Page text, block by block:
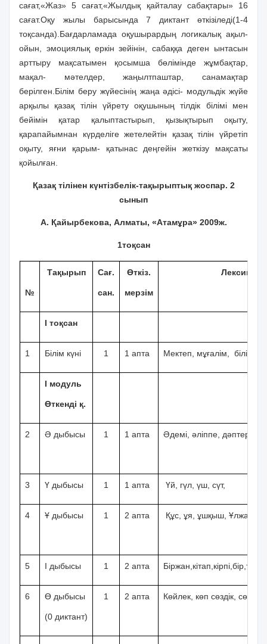
сағат,«Жаз» 5 сағат,«Жылдық қайталау сабақтары» 16
сағат.Оқу жылы барысында 7 диктант өткізіледі(1-4
тоқсанда).Бағдарламада оқушырардың логикалық ақыл-
ойын, эмоциялық еркін зейінін, сабаққа деген ынтасын
арттыру мақсатымен қосымша бөлімінде жұмбақтар,
мақал- мәтелдер, жаңылтпаштар, санамақтар
берілген.Білім беру жүйесінің жаңа әдісі- модульдік жүйе
арқылы қазақ тілін үйрету оқушының тілдік білімі мен
бейімін қатар қалыптастырып, қызықтырып оқыту,
қарапайымнан күрделіге жетелейтін қазақ тілін үйретіп
оқыту, яғни қарым- қатынас деңгейін жеткізу мақсаты
қойылған.
Қазақ тілінен күнтізбелік-тақырыптық жоспар. 2
сынып
А. Қайырбекова, Алматы, «Атамұра» 2009ж.
1тоқсан
№
Тақырып Сағ.
сан.
Өткіз.
мерзім
Лексика
I тоқсан
1 Білім күні 1 1 апта Мектеп, мұғалім, білім
I модуль
Өткенді қ.
2 Ә дыбысы 1 1 апта Әдемі, әліппе, дәптер
3 Ү дыбысы 1 1 апта Үй, гүл, үш, сүт,
4 Ұ дыбысы 1 2 апта Құс, ұя, ұшқыш, Ұлжан.
5 І дыбысы 1 2 апта
6 Ө дыбысы
(0 диктант)
1 2 апта Көйлек, көп сөздік, сөз,